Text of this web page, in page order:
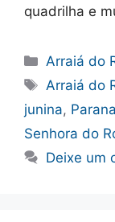
quadrilha e
Categorias
Arraiá do
Tags
Arraiá do
junina,
Senhora do
Deixe um